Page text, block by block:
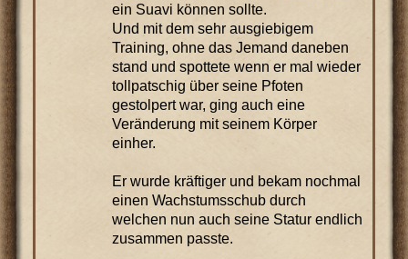
ein Suavi können sollte.
Und mit dem sehr ausgiebigem
Training, ohne das Jemand daneben
stand und spottete wenn er mal wieder
tollpatschig über seine Pfoten
gestolpert war, ging auch eine
Veränderung mit seinem Körper
einher.
Er wurde kräftiger und bekam nochmal
einen Wachstumsschub durch
welchen nun auch seine Statur endlich
zusammen passte.